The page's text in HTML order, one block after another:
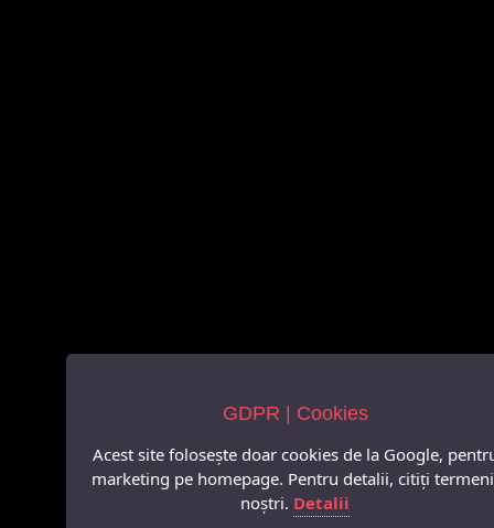
GDPR | Cookies
Acest site folosește doar cookies de la Google,
marketing pe homepage. Pentru detalii, citiți
noștri. Detalii